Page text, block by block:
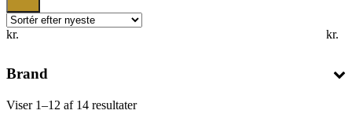
kr. kr.
Brand
Viser 1–12 af 14 resultaterSorted